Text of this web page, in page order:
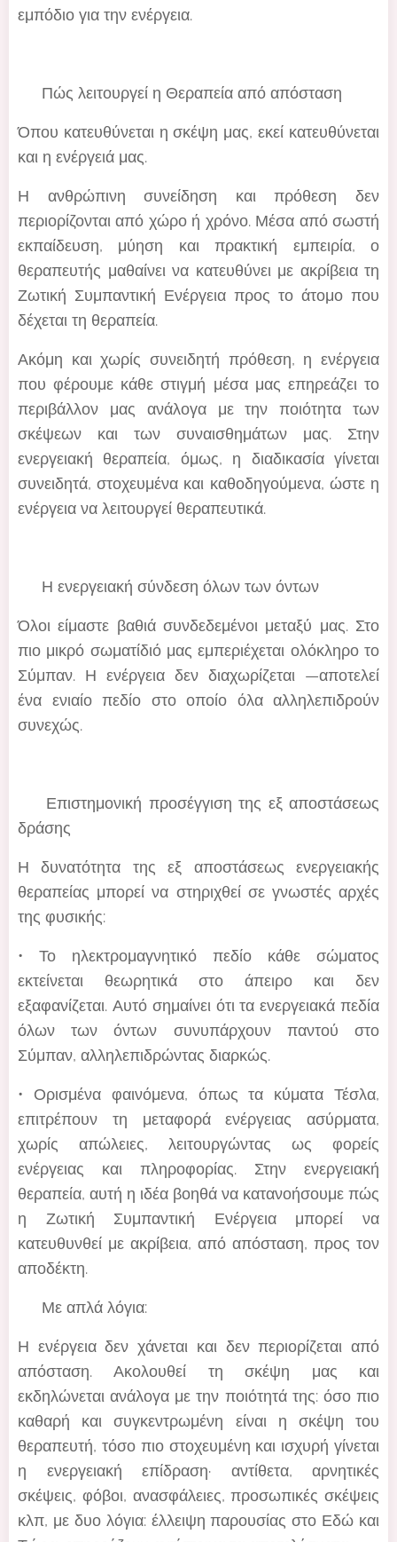
εμπόδιο για την ενέργεια.
🙌 Πώς λειτουργεί η Θεραπεία από απόσταση
Όπου κατευθύνεται η σκέψη μας, εκεί κατευθύνεται
και η ενέργειά μας.
Η ανθρώπινη συνείδηση και πρόθεση δεν
περιορίζονται από χώρο ή χρόνο. Μέσα από σωστή
εκπαίδευση, μύηση και πρακτική εμπειρία, ο
θεραπευτής μαθαίνει να κατευθύνει με ακρίβεια τη
Ζωτική Συμπαντική Ενέργεια προς το άτομο που
δέχεται τη θεραπεία.
Ακόμη και χωρίς συνειδητή πρόθεση, η ενέργεια
που φέρουμε κάθε στιγμή μέσα μας επηρεάζει το
περιβάλλον μας ανάλογα με την ποιότητα των
σκέψεων και των συναισθημάτων μας. Στην
ενεργειακή θεραπεία, όμως, η διαδικασία γίνεται
συνειδητά, στοχευμένα και καθοδηγούμενα, ώστε η
ενέργεια να λειτουργεί θεραπευτικά.
💫 Η ενεργειακή σύνδεση όλων των όντων
Όλοι είμαστε βαθιά συνδεδεμένοι μεταξύ μας. Στο
πιο μικρό σωματίδιό μας εμπεριέχεται ολόκληρο το
Σύμπαν. Η ενέργεια δεν διαχωρίζεται —αποτελεί
ένα ενιαίο πεδίο στο οποίο όλα αλληλεπιδρούν
συνεχώς.
🎓 Επιστημονική προσέγγιση της εξ αποστάσεως
δράσης
Η δυνατότητα της εξ αποστάσεως ενεργειακής
θεραπείας μπορεί να στηριχθεί σε γνωστές αρχές
της φυσικής:
• Το ηλεκτρομαγνητικό πεδίο κάθε σώματος
εκτείνεται θεωρητικά στο άπειρο και δεν
εξαφανίζεται. Αυτό σημαίνει ότι τα ενεργειακά πεδία
όλων των όντων συνυπάρχουν παντού στο
Σύμπαν, αλληλεπιδρώντας διαρκώς.
• Ορισμένα φαινόμενα, όπως τα κύματα Τέσλα,
επιτρέπουν τη μεταφορά ενέργειας ασύρματα,
χωρίς απώλειες, λειτουργώντας ως φορείς
ενέργειας και πληροφορίας. Στην ενεργειακή
θεραπεία, αυτή η ιδέα βοηθά να κατανοήσουμε πώς
η Ζωτική Συμπαντική Ενέργεια μπορεί να
κατευθυνθεί με ακρίβεια, από απόσταση, προς τον
αποδέκτη.
💡 Με απλά λόγια:
Η ενέργεια δεν χάνεται και δεν περιορίζεται από
απόσταση. Ακολουθεί τη σκέψη μας και
εκδηλώνεται ανάλογα με την ποιότητά της: όσο πιο
καθαρή και συγκεντρωμένη είναι η σκέψη του
θεραπευτή, τόσο πιο στοχευμένη και ισχυρή γίνεται
η ενεργειακή επίδραση· αντίθετα, αρνητικές
σκέψεις, φόβοι, ανασφάλειες, προσωπικές σκέψεις
κλπ, με δυο λόγια: έλλειψη παρουσίας στο Εδώ και